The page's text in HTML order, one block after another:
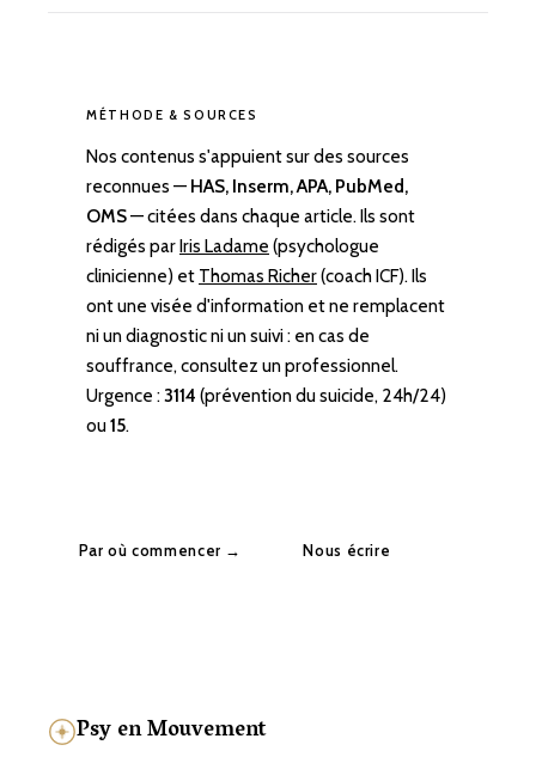
MÉTHODE & SOURCES
Nos contenus s'appuient sur des sources
reconnues — HAS, Inserm, APA, PubMed,
OMS— citées dans chaque article. Ils sont
rédigés parIris Ladame (psychologue
clinicienne) et Thomas Richer(coach ICF). Ils
ont une visée d'information et ne remplacent
ni un diagnostic ni un suivi : en cas de
souffrance, consultez un professionnel.
Urgence :3114 (prévention du suicide, 24h/24)
ou15.
Par où commencer → Nous écrire
Psy en Mouvement